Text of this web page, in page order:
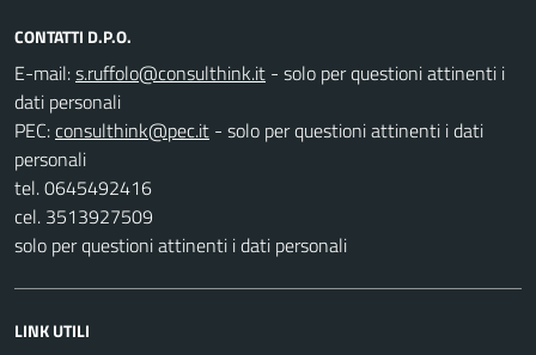
CONTATTI D.P.O.
E-mail:
- solo per questioni attinenti i
dati personali
PEC:
- solo per questioni attinenti i dati
personali
tel. 0645492416
cel. 3513927509
solo per questioni attinenti i dati personali
LINK UTILI